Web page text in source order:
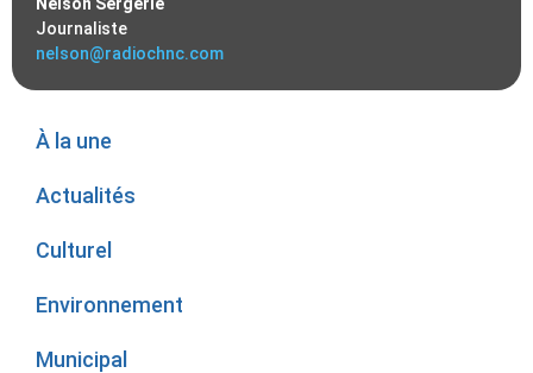
Journaliste
nelson@radiochnc.com
À la une
Actualités
Culturel
Environnement
Municipal